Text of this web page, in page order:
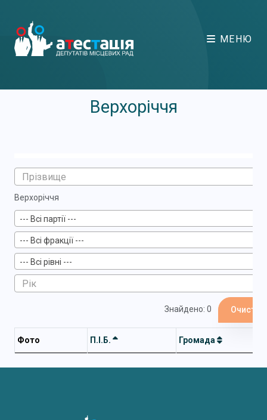
МЕНЮ
Верхоріччя
Верхоріччя
--- Всі партії ---
--- Всі фракції ---
--- Всі рівні ---
Знайдено: 0
Фото П.І.Б. Громада